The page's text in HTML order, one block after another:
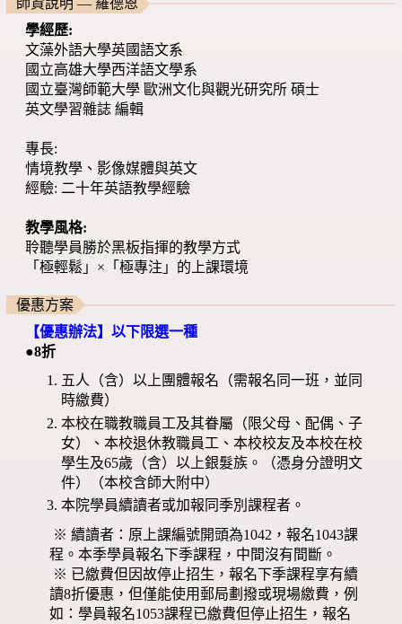
師資說明 — 羅德恩
學經歷:
文藻外語大學英國語文系
國立高雄大學西洋語文學系
國立臺灣師範大學 歐洲文化與觀光研究所 碩士
英文學習雜誌 編輯
專長:
情境教學、影像媒體與英文
經驗: 二十年英語教學經驗
教學風格:
聆聽學員勝於黑板指揮的教學方式
「極輕鬆」×「極專注」的上課環境
優惠方案
【優惠辦法】以下限選一種
●8折
五人（含）以上團體報名（需報名同一班，並同
時繳費）
本校在職教職員工及其眷屬（限父母、配偶、子
女）、本校退休教職員工、本校校友及本校在校
學生及65歲（含）以上銀髮族。（憑身分證明文
件）（本校含師大附中）
本院學員續讀者或加報同季別課程者。
※ 續讀者：原上課編號開頭為1042，報名1043課
程。本季學員報名下季課程，中間沒有間斷。
※ 已繳費但因故停止招生，報名下季課程享有續
讀8折優惠，但僅能使用郵局劃撥或現場繳費，例
如：學員報名1053課程已繳費但停止招生，報名